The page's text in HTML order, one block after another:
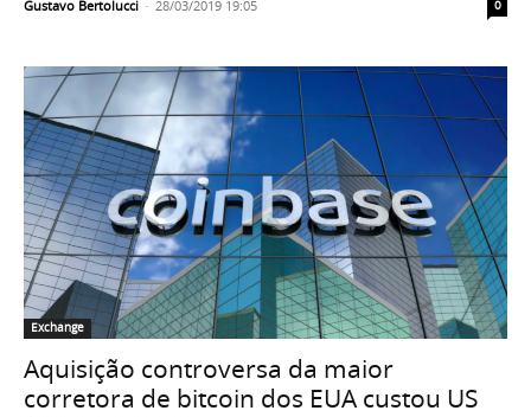
Gustavo Bertolucci - 28/03/2019 19:05 0
Exchange
Aquisição controversa da maior
corretora de bitcoin dos EUA custou US